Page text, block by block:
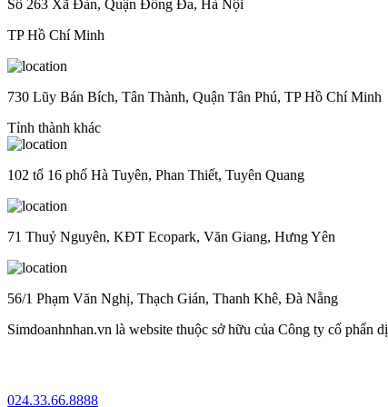
Số 263 Xã Đàn, Quận Đống Đa, Hà Nội
TP Hồ Chí Minh
730 Lũy Bán Bích, Tân Thành, Quận Tân Phú, TP Hồ Chí Minh
Tỉnh thành khác
102 tổ 16 phố Hà Tuyên, Phan Thiết, Tuyên Quang
71 Thuỷ Nguyên, KĐT Ecopark, Văn Giang, Hưng Yên
56/1 Phạm Văn Nghị, Thạch Gián, Thanh Khê, Đà Nẵng
Simdoanhnhan.vn là website thuộc sở hữu của Công ty cổ
024.33.66.8888